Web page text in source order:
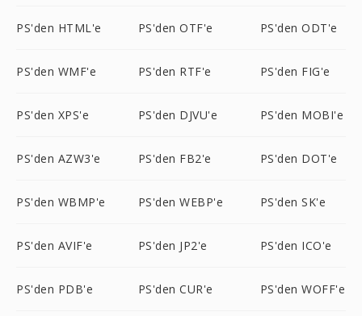
PS'den HTML'e PS'den OTF'e PS'den ODT'e
PS'den WMF'e PS'den RTF'e PS'den FIG'e
PS'den XPS'e PS'den DJVU'e PS'den MOBI'e
PS'den AZW3'e PS'den FB2'e PS'den DOT'e
PS'den WBMP'e PS'den WEBP'e PS'den SK'e
PS'den AVIF'e PS'den JP2'e PS'den ICO'e
PS'den PDB'e PS'den CUR'e PS'den WOFF'e